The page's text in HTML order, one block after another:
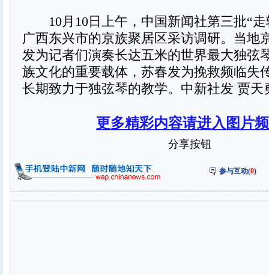
10月10日上午，中国新闻社第三批“走
广西东兴市的京族聚居区采访调研。当地
发为记者们演奏长达五米的世界最大独弦
族文化的重要载体，苏春发为挽救频临失
长期致力于独弦琴的教学。中新社发 贾天
更多精彩内容请进入图片
分享按钮
参与互动(0)